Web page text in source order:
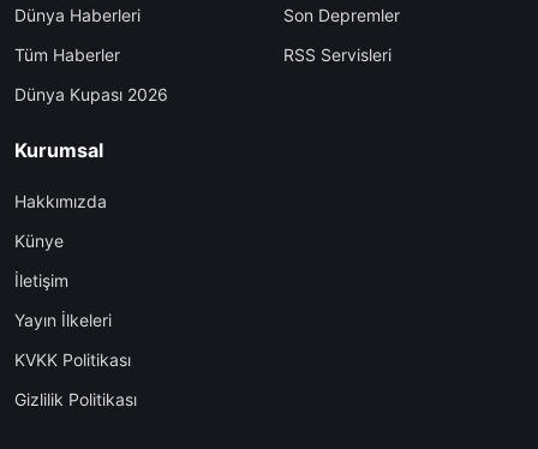
Dünya Haberleri
Tüm Haberler
Dünya Kupası 2026
Son Depremler
RSS Servisleri
Kurumsal
Hakkımızda
Künye
İletişim
Yayın İlkeleri
KVKK Politikası
Gizlilik Politikası